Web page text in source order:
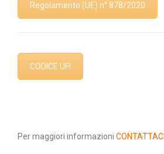
Regolamento (UE) n° 878/2020
CODICE UFI
Per maggiori informazioni CONTATTACI